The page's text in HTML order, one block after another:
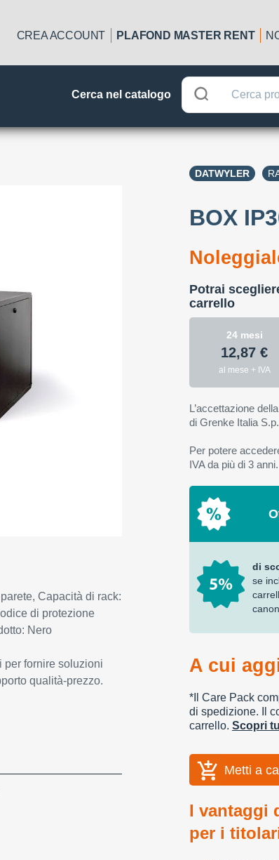
CREA ACCOUNT PLAFOND MASTER RENT
Cerca nel catalogo
Capacità di rack:
di protezione
Nero
per fornire soluzioni
qualità-prezzo.
DATWYLER
BOX
Potrai
carrello
24 mesi
12,87 €
al mese + IVA
L’accettazione
di Grenke Italia
Per potere
IVA da più di 3 anni.
di
se
A cui
*Il Care Pack
di spedizione. Il
carrello. Scopri
Metti a
I vantaggi
per i